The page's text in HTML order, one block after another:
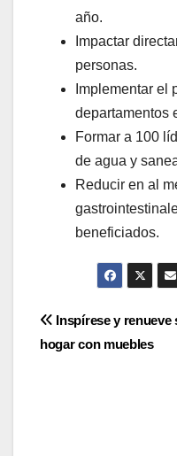
año.
Impactar
personas.
Implementar el
departamentos
Formar a 100
de agua y
Reducir en al
beneficiados.
de
Inspírese y renueve
hogar con muebles